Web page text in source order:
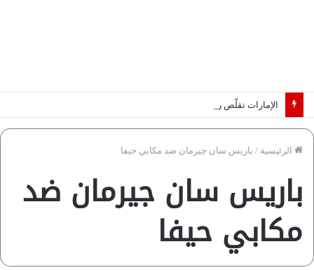
الرئيسية / باريس سان جيرمان ضد مكابي حيفا
باريس سان جيرمان ضد
مكابي حيفا